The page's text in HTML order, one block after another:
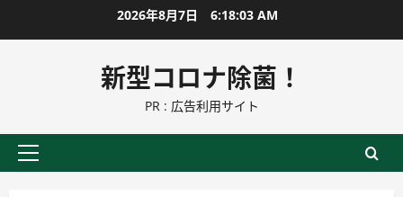
ン
に
2026年8月7日 6:18:04 AM
新型コロナ除菌！
PR : 広告利用サイト
プ